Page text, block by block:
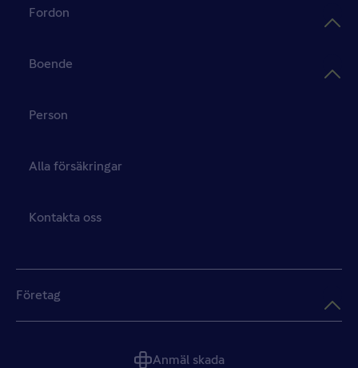
Fordon
Boende
Person
Alla försäkringar
Kontakta oss
Företag
Anmäl skada